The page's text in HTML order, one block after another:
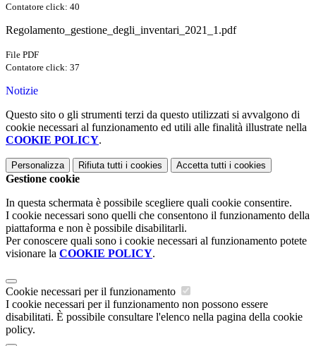
Contatore click: 40
Regolamento_gestione_degli_inventari_2021_1.pdf
File PDF
Contatore click: 37
Notizie
Questo sito o gli strumenti terzi da questo utilizzati si avvalgono di
cookie necessari al funzionamento ed utili alle finalità illustrate nella
COOKIE POLICY.
Personalizza Rifiuta tutti i cookies Accetta tutti i cookies
Gestione cookie
In questa schermata è possibile scegliere quali cookie consentire.
I cookie necessari sono quelli che consentono il funzionamento della
piattaforma e non è possibile disabilitarli.
Per conoscere quali sono i cookie necessari al funzionamento potete
visionare la COOKIE POLICY.
Cookie necessari per il funzionamento
I cookie necessari per il funzionamento non possono essere
disabilitati. È possibile consultare l'elenco nella pagina della cookie
policy.